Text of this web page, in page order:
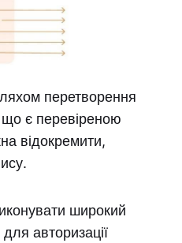
перетворення
що є перевіреною
відокремити,
широкий
авторизації